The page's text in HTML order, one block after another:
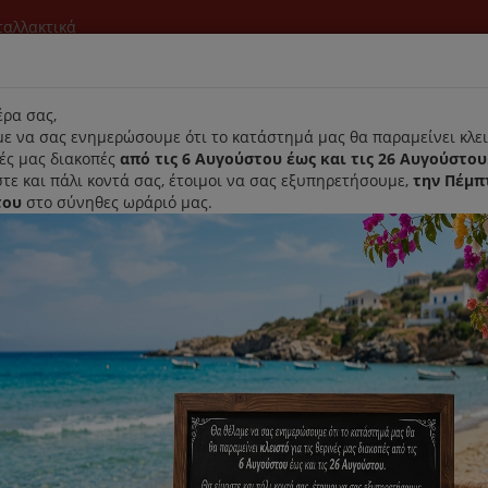
Αρχική Παραλαβή- Παράδοση Κατ'οικον
Krups SS-989724
Αναδευτήρας Παγωτομηχανής
Κωδικός : SS-989724
Διαθεσιμότητα :
Κατόπιν Παραγγελίας
σας,
να σας ενημερώσουμε ότι το κατάστημά μας θα παραμείνει
μας διακοπές από τις 6 Αυγούστου έως και τις 26
και πάλι κοντά σας, έτοιμοι να σας εξυπηρετήσουμε, την
στο σύνηθες ωράριό μας.